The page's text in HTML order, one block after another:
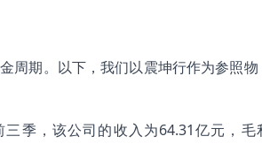
周期。以下，我们以震坤行作为参照物
季，该公司的收入为64.31亿元，毛